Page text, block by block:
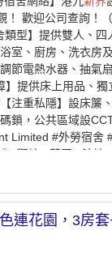
歡迎公司查詢！（
型】提供雙人、四
室、廚房、洗衣房
節電熱水器、抽氣
提供床上用品、獨
注重私隱】設床簾
鎖，公共區域設
Limited #外勞宿舍
#觀塘 #藍田 #油塘
連花園，3房